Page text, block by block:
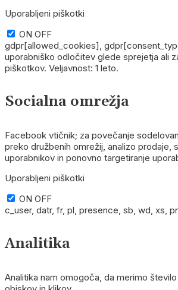
Uporabljeni piškotki
ON OFF
gdpr[allowed_cookies],
uporabniško odločitev glede sprejetja ali
piškotkov. Veljavnost: 1 leto.
Socialna omrežja
Facebook vtičnik; za povečanje
preko družbenih omrežij, analizo prodaje,
uporabnikov in ponovno targetiranje
Uporabljeni piškotki
ON OFF
c_user, datr, fr, pl, presence, sb, wd, xs,
Analitika
Analitika nam omogoča, da merimo